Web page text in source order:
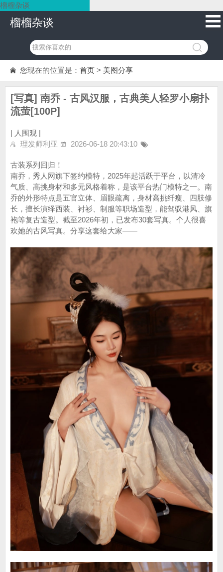
榴榴杂谈
榴榴杂谈
您现在的位置是： 首页 > 美图分享
[写真] 南乔 - 古风汉服，古典美人轻罗小扇扑
流萤[100P]
| 人围观 |
理发师利亚
2026-06-18 20:43:10
古装系列回归！
南乔，秀人网旗下签约模特，2025年起活跃于平台，以清冷
气质、高挑身材和多元风格着称，是该平台热门模特之一。南
乔的外形特点是五官立体、眉眼疏离，身材高挑纤瘦、四肢修
长，擅长演绎西装、衬衫、制服等职场造型，能驾驭港风、旗
袍等复古造型。截至2026年初，已发布30套写真。个人很喜
欢她的古风写真。分享这套给大家——